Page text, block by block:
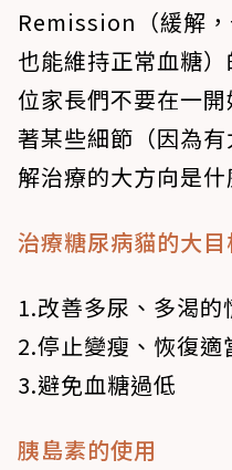
Remission（緩解
也能維持正常血糖
位家長們不要在一
著某些細節（因為
解治療的大方向是什
治療糖尿病貓的大目
1.改善多尿、多渴的
2.停止變瘦、恢復適
3.避免血糖過低
胰島素的使用